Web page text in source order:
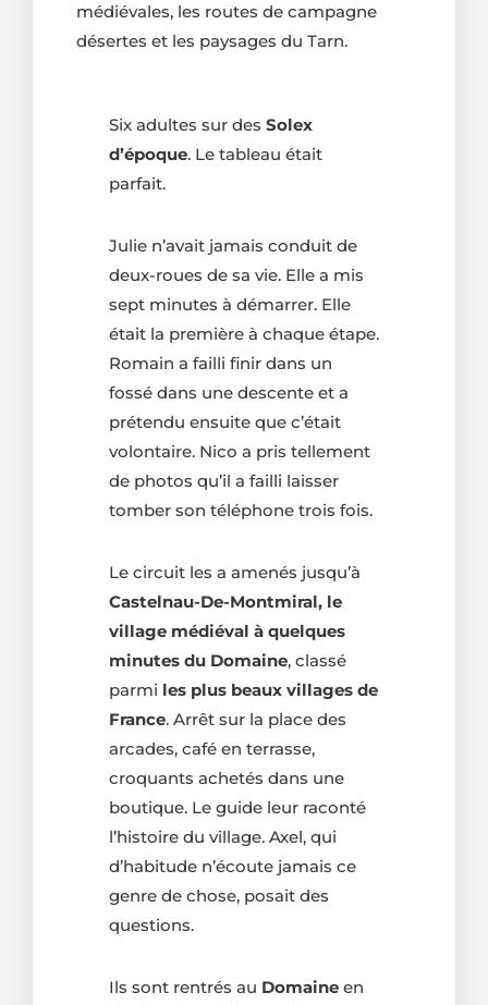
médiévales, les routes de campagne
désertes et les paysages du Tarn.
Six adultes sur des Solex
d’époque. Le tableau était
parfait.
Julie n’avait jamais conduit de
deux-roues de sa vie. Elle a mis
sept minutes à démarrer. Elle
était la première à chaque étape.
Romain a failli finir dans un
fossé dans une descente et a
prétendu ensuite que c’était
volontaire. Nico a pris tellement
de photos qu’il a failli laisser
tomber son téléphone trois fois.
Le circuit les a amenés jusqu’à
Castelnau-De-Montmiral, le
village médiéval à quelques
minutes du Domaine, classé
parmi les plus beaux villages de
France. Arrêt sur la place des
arcades, café en terrasse,
croquants achetés dans une
boutique. Le guide leur raconté
l’histoire du village. Axel, qui
d’habitude n’écoute jamais ce
genre de chose, posait des
questions.
Ils sont rentrés au Domaine en